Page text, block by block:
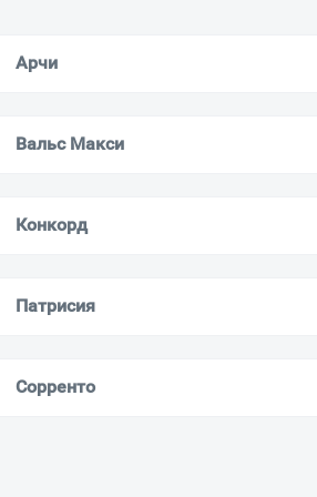
Арчи
Вальс Макси
Конкорд
Патрисия
Сорренто